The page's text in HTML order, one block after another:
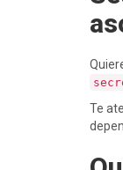
Te